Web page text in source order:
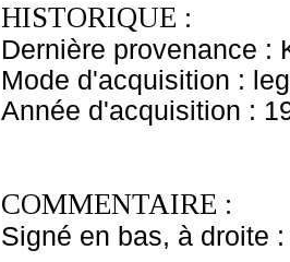
HISTORIQUE :
Dernière provenance :
Mode d'acquisition :
Année d'acquisition :
COMMENTAIRE :
Signé en bas, à droite